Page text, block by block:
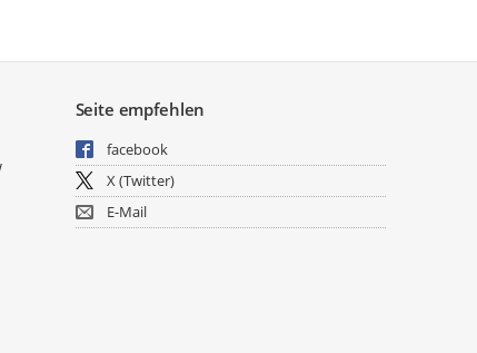
Seite empfehlen
facebook
X (Twitter)
E-Mail